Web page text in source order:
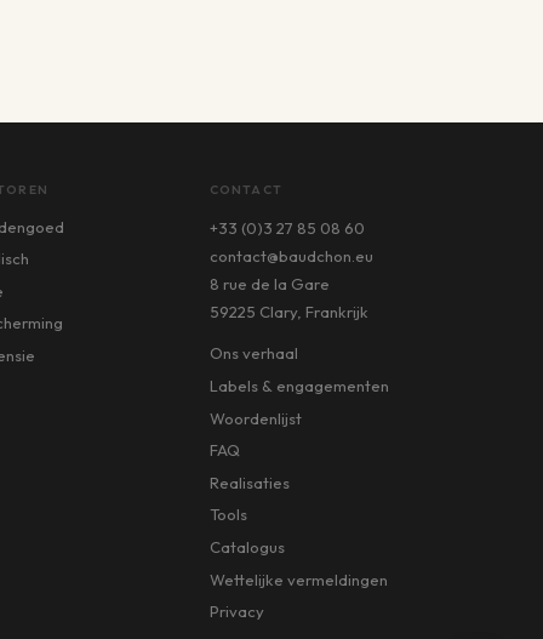
CONTACT
+33 (0)3 27 85 08 60
contact@baudchon.eu
8 rue de la Gare
59225 Clary, Frankrijk
Ons verhaal
Labels & engagementen
Woordenlijst
FAQ
Realisaties
Tools
Catalogus
Wettelijke vermeldingen
Privacy